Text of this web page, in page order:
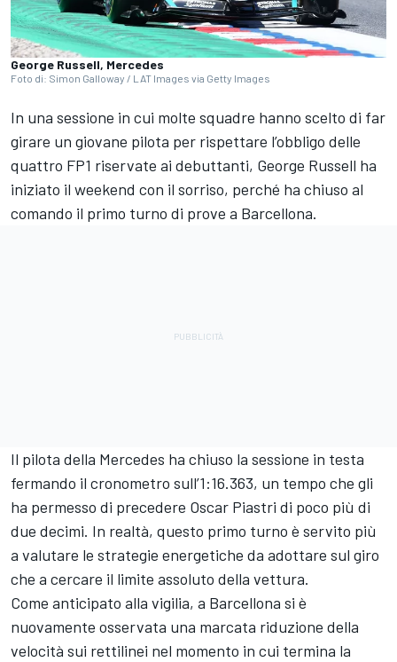
George Russell, Mercedes
Foto di: Simon Galloway / LAT Images via Getty Images
In una sessione in cui molte squadre hanno scelto di far
girare un giovane pilota per rispettare l’obbligo delle
quattro FP1 riservate ai debuttanti, George Russell ha
iniziato il weekend con il sorriso, perché ha chiuso al
comando il primo turno di prove a Barcellona.
Il pilota della Mercedes ha chiuso la sessione in testa
fermando il cronometro sull’1:16.363, un tempo che gli
ha permesso di precedere Oscar Piastri di poco più di
due decimi. In realtà, questo primo turno è servito più
a valutare le strategie energetiche da adottare sul giro
che a cercare il limite assoluto della vettura.
Come anticipato alla vigilia, a Barcellona si è
nuovamente osservata una marcata riduzione della
velocità sui rettilinei nel momento in cui termina la